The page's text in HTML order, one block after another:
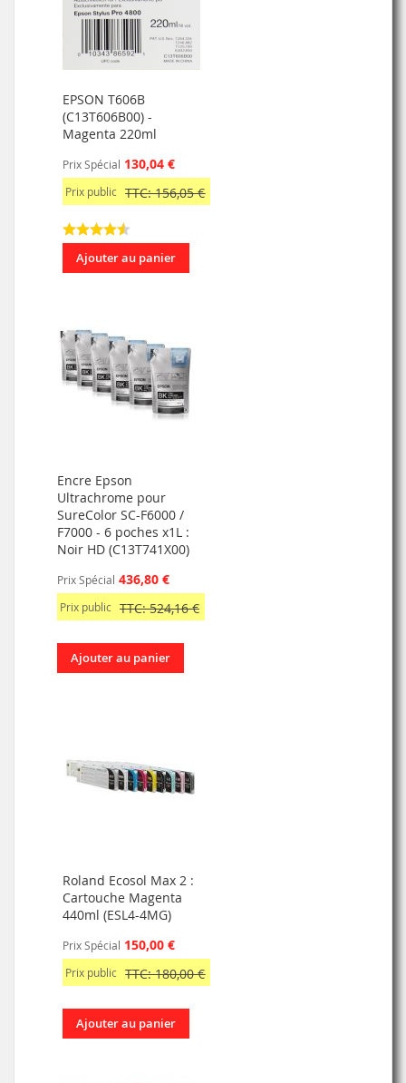
EPSON T606B
(C13T606B00) -
Magenta 220ml
Prix Spécial 130,04 €
Prix public TTC: 156,05 €
Ajouter au panier
Encre Epson
Ultrachrome pour
SureColor SC-F6000 /
F7000 - 6 poches x1L :
Noir HD (C13T741X00)
Prix Spécial 436,80 €
Prix public TTC: 524,16 €
Ajouter au panier
Roland Ecosol Max 2 :
Cartouche Magenta
440ml (ESL4-4MG)
Prix Spécial 150,00 €
Prix public TTC: 180,00 €
Ajouter au panier